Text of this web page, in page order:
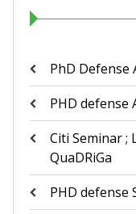
PhD Defense
PHD defense
Citi Seminar ;
QuaDRiGa
PHD defense